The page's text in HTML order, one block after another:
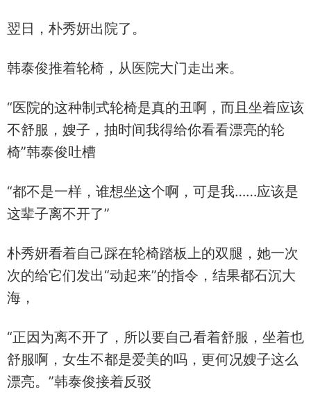
翌日，朴秀妍出院了。
韩泰俊推着轮椅，从医院大门走出来。
“医院的这种制式轮椅是真的丑啊，而且坐着应该
不舒服，嫂子，抽时间我得给你看看漂亮的轮
椅”韩泰俊吐槽
“都不是一样，谁想坐这个啊，可是我……应该是
这辈子离不开了”
朴秀妍看着自己踩在轮椅踏板上的双腿，她一次
次的给它们发出“动起来”的指令，结果都石沉大
海，
“正因为离不开了，所以要自己看着舒服，坐着也
舒服啊，女生不都是爱美的吗，更何况嫂子这么
漂亮。”韩泰俊接着反驳